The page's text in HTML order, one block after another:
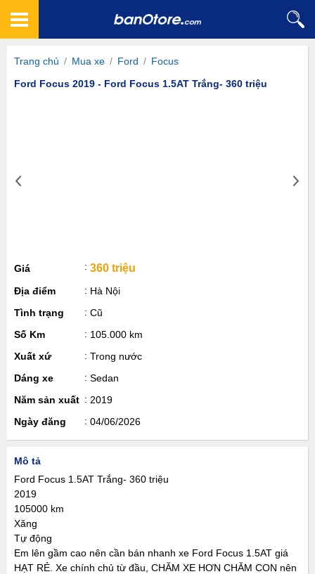
Trang chủ / Mua xe / Ford / Focus
Ford Focus 2019 - Ford Focus 1.5AT Trắng- 360 triệu
Giá 360 triệu
Địa điểm
Hà Nội
Tình trạng
Cũ
Số Km
105.000 km
Xuất xứ
Trong nước
Dáng xe
Sedan
Năm sản xuất
2019
Ngày đăng
04/06/2026
Mô tả
Ford Focus 1.5AT Trắng- 360 triệu
2019
105000 km
Xăng
Tự động
Em lên gầm cao nên cần bán nhanh xe Ford Focus 1.5AT giá
HẠT RẺ. Xe chính chủ từ đầu, CHĂM XE HƠN CHĂM CON nên